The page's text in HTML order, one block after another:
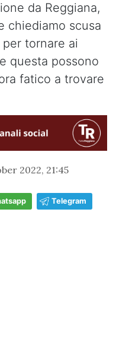
da Reggiana,
chiediamo scusa
tornare ai
questa possono
fatico a trovare
2022, 21:45
Telegram